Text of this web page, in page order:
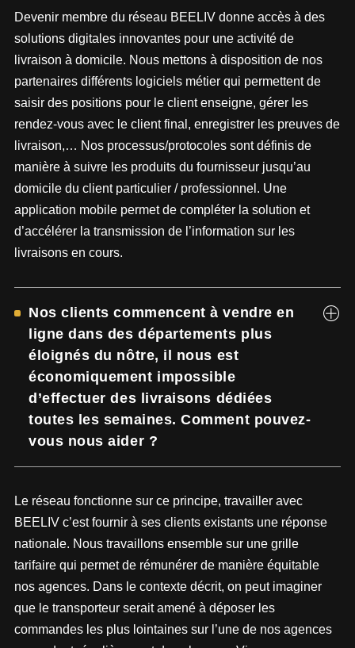
Devenir membre du réseau BEELIV donne accès à des
solutions digitales innovantes pour une activité de
livraison à domicile. Nous mettons à disposition de nos
partenaires différents logiciels métier qui permettent de
saisir des positions pour le client enseigne, gérer les
rendez-vous avec le client final, enregistrer les preuves de
livraison,… Nos processus/protocoles sont définis de
manière à suivre les produits du fournisseur jusqu’au
domicile du client particulier / professionnel. Une
application mobile permet de compléter la solution et
d’accélérer la transmission de l’information sur les
livraisons en cours.
Nos clients commencent à vendre en
ligne dans des départements plus
éloignés du nôtre, il nous est
économiquement impossible
d’effectuer des livraisons dédiées
toutes les semaines. Comment pouvez-
vous nous aider ?
Le réseau fonctionne sur ce principe, travailler avec
BEELIV c’est fournir à ses clients existants une réponse
nationale. Nous travaillons ensemble sur une grille
tarifaire qui permet de rémunérer de manière équitable
nos agences. Dans le contexte décrit, on peut imaginer
que le transporteur serait amené à déposer les
commandes les plus lointaines sur l’une de nos agences